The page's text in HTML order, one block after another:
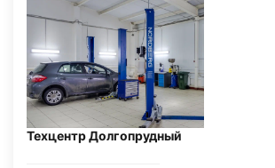
Техцентр Долгопрудный